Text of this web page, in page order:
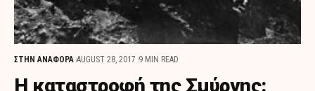
ΣΤΗΝ ΑΝΑΦΟΡΑ AUGUST 28, 2017 9 MIN READ
Η καταστροφή της Σμύρνης: